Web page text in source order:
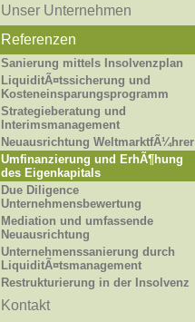
Unser Unternehmen
Referenzen
Sanierung mittels Insolvenzplan
LiquiditÃ¤tssicherung und
Kosteneinsparungsprogramm
Strategieberatung und
Interimsmanagement
Neuausrichtung WeltmarktfÃ¼hrer
Umfinanzierung und ErhÃ¶hung
des Eigenkapitals
Due Diligence
Unternehmensbewertung
Mediation und umfassende
Neuausrichtung
Unternehmenssanierung durch
LiquiditÃ¤tsmanagement
Restrukturierung in der Insolvenz
Kontakt